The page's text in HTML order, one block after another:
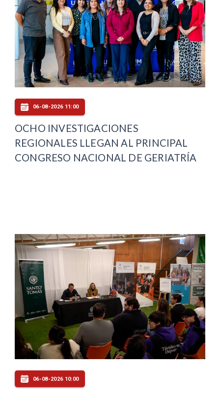
06-08-2026 11:00
OCHO INVESTIGACIONES
REGIONALES LLEGAN AL PRINCIPAL
CONGRESO NACIONAL DE GERIATRÍA
06-08-2026 10:00